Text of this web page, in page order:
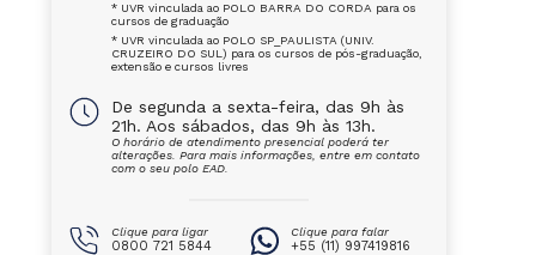
* UVR vinculada ao POLO BARRA DO CORDA para os
cursos de graduação
* UVR vinculada ao POLO SP_PAULISTA (UNIV.
CRUZEIRO DO SUL) para os cursos de pós-graduação,
extensão e cursos livres
De segunda a sexta-feira, das 9h às
21h. Aos sábados, das 9h às 13h.
O horário de atendimento presencial poderá ter
alterações. Para mais informações, entre em contato
com o seu polo EAD.
Clique para ligar
0800 721 5844
Clique para falar
+55 (11) 997419816